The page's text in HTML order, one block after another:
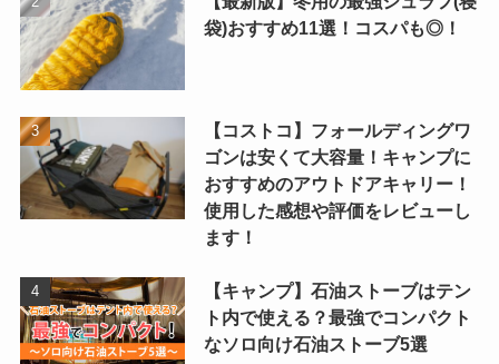
袋)おすすめ11選！コスパも◎！
【コストコ】フォールディングワ
ゴンは安くて大容量！キャンプに
おすすめのアウトドアキャリー！
使用した感想や評価をレビューし
ます！
【キャンプ】石油ストーブはテン
ト内で使える？最強でコンパクト
なソロ向け石油ストーブ5選